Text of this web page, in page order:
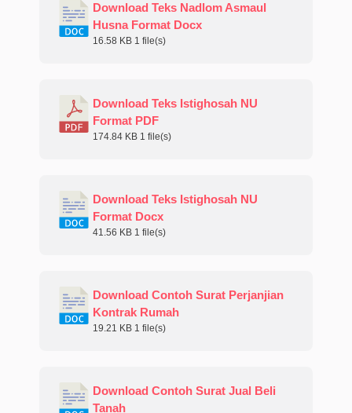
Download Teks Nadlom Asmaul
Husna Format Docx
16.58 KB 1 file(s)
Download Teks Istighosah NU
Format PDF
174.84 KB 1 file(s)
Download Teks Istighosah NU
Format Docx
41.56 KB 1 file(s)
Download Contoh Surat Perjanjian
Kontrak Rumah
19.21 KB 1 file(s)
Download Contoh Surat Jual Beli
Tanah